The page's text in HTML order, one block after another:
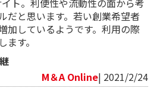
ト。利便性や流動性の面から考
だと思います。若い創業希望者
加しているようです。利用の際
す。
M＆A Online| 2021/2/24